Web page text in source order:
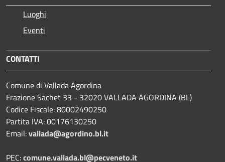
Luoghi
Eventi
CONTATTI
Comune di Vallada Agordina
Frazione Sachet 33 - 32020 VALLADA AGORDINA (BL)
Codice Fiscale: 80002490250
Partita IVA: 00176130250
Email:vallada@agordino.bl.it
PEC:comune.vallada.bl@pecveneto.it